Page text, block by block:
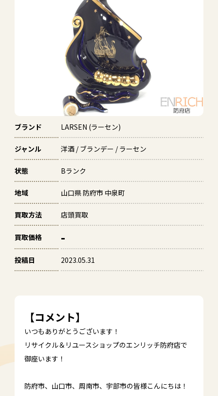
ブランド LARSEN (ラーセン)
ジャンル 洋酒 / ブランデー / ラーセン
状態 Bランク
地域 山口県 防府市 中泉町
買取方法 店頭買取
買取価格 -
投稿日 2023.05.31
【コメント】
いつもありがとうございます！
リサイクル＆リユースショップのエンリッチ防府店で
御座います！
防府市、山口市、周南市、宇部市の皆様こんにちは！